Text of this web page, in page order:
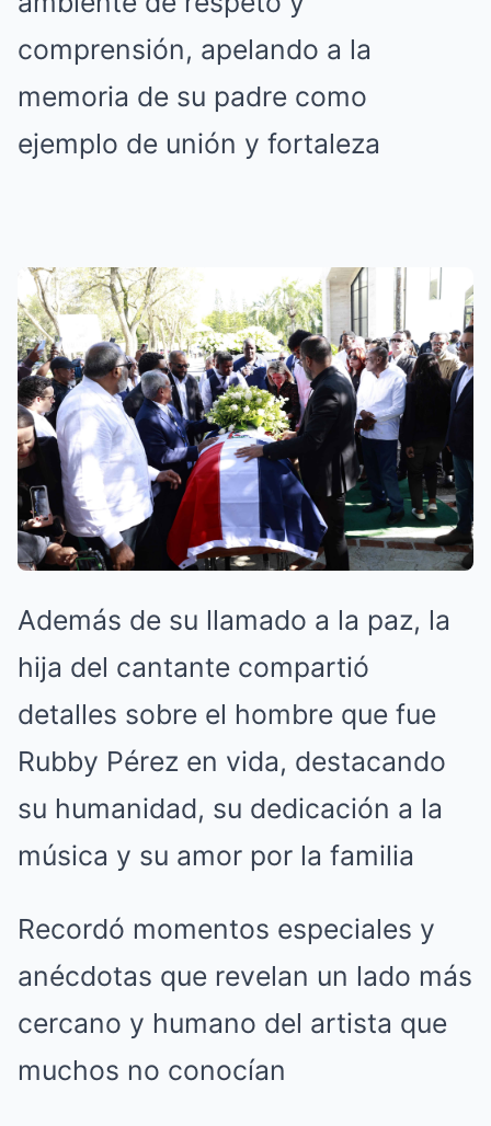
comprensión, apelando a la
memoria de su padre como
ejemplo de unión y fortaleza
Además de su llamado a la paz, la
hija del cantante compartió
detalles sobre el hombre que fue
Rubby Pérez en vida, destacando
su humanidad, su dedicación a la
música y su amor por la familia
Recordó momentos especiales y
anécdotas que revelan un lado más
cercano y humano del artista que
muchos no conocían